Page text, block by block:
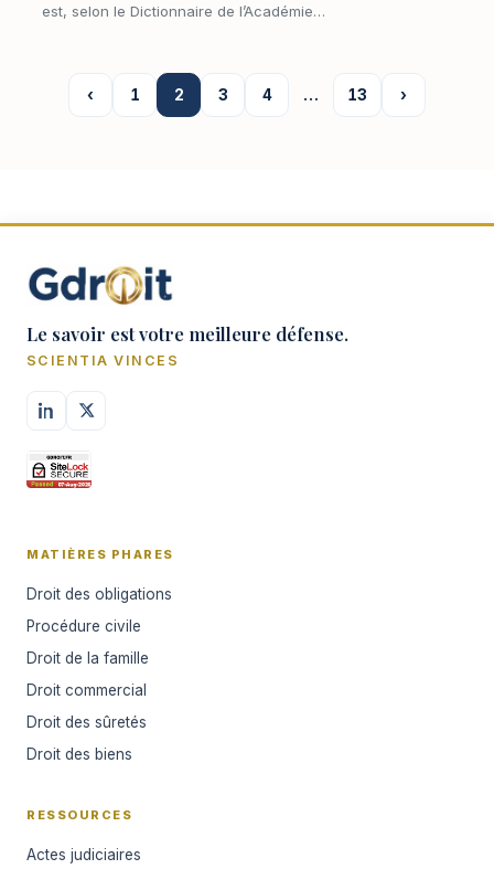
est, selon le Dictionnaire de l’Académie
probable sans être…
‹ 1 2 3 4 … 13 ›
Le savoir est votre meilleure défense.
SCIENTIA VINCES
MATIÈRES PHARES
Droit des obligations
Procédure civile
Droit de la famille
Droit commercial
Droit des sûretés
Droit des biens
RESSOURCES
Actes judiciaires